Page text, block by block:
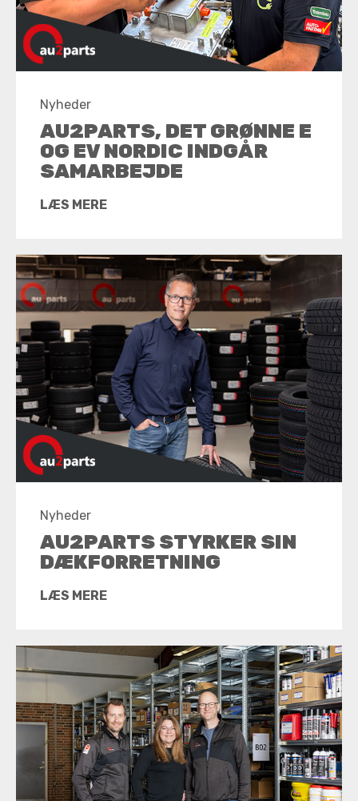
Nyheder
AU2PARTS, DET GRØNNE E
OG EV NORDIC INDGÅR
SAMARBEJDE
LÆS MERE
Nyheder
AU2PARTS STYRKER SIN
DÆKFORRETNING
LÆS MERE